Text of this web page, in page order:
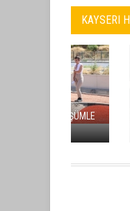
KAYSERI
BAŞKAN
ELAGÖZ
GAZ